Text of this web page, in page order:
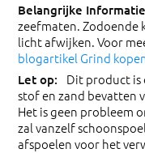
zeefmaten. Zodoende
licht afwijken. Voor
blogartikel Grind
Dit product is
stof en zand bevatten
Het is geen probleem
zal vanzelf
afspoelen voor het